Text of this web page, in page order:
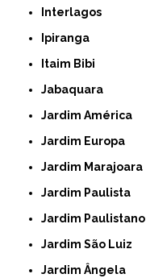
Interlagos
Ipiranga
Itaim Bibi
Jabaquara
Jardim América
Jardim Europa
Jardim Marajoara
Jardim Paulista
Jardim Paulistano
Jardim São Luiz
Jardim Ângela